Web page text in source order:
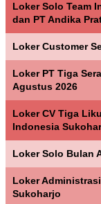
Loker Solo Team
dan PT Andika
Loker Customer
Loker PT Tiga
Agustus 2026
Loker CV Tiga
Indonesia
Loker Solo Bulan
Loker
Sukoharjo